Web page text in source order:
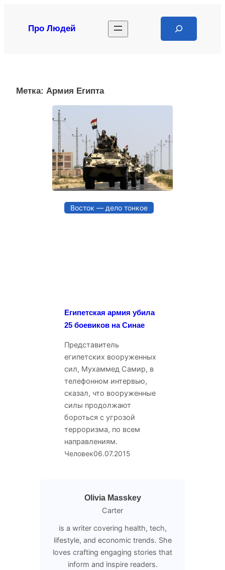
содержимому
Про Людей
Метка: Армия Египта
Восток — дело тонкое
Египетская армия убила
25 боевиков на Синае
Представитель
египетских вооруженных
сил, Мухаммед Самир, в
телефонном интервью,
сказал, что вооруженные
силы продолжают
бороться с угрозой
терроризма, по всем
направлениям.
Человек06.07.2015
Olivia Masskey
Carter
is a writer covering health, tech,
lifestyle, and economic trends. She
loves crafting engaging stories that
inform and inspire readers.